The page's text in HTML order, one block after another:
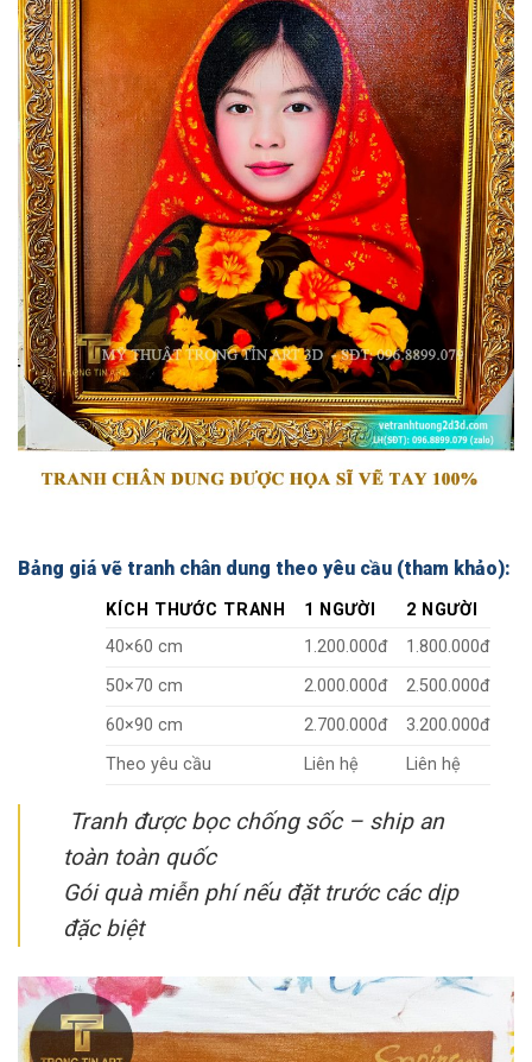
Bảng giá vẽ tranh chân dung theo yêu cầu (tham khảo):
KÍCH THƯỚC TRANH 1 NGƯỜI
2 NGƯỜI
40×60 cm
1.200.000đ
1.800.000đ
50×70 cm
2.000.000đ
2.500.000đ
60×90 cm
2.700.000đ
3.200.000đ
Theo yêu cầu
Liên hệ Liên hệ
Tranh được bọc chống sốc – ship an
toàn toàn quốc
Gói quà miễn phí nếu đặt trước các dịp
đặc biệt